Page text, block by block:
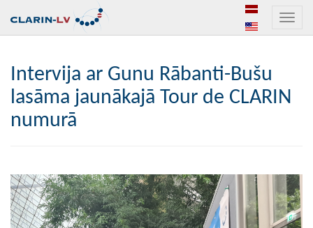
Toggle
Intervija ar Gunu Rābanti-Bušu
lasāma jaunākajā Tour de CLARIN
numurā